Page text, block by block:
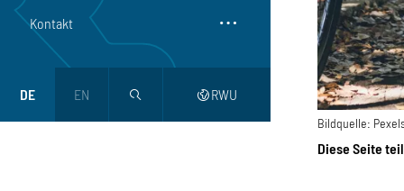
Kontakt
DE EN magnifier webRWU
Bildquelle:
Diese Seite